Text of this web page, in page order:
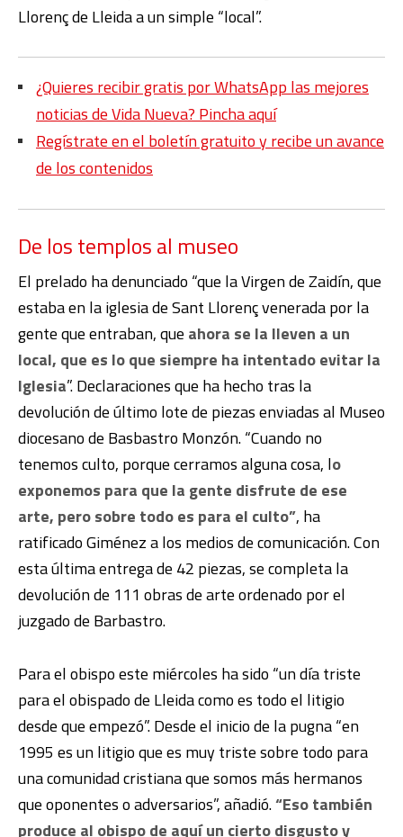
Llorenç de Lleida a un simple “local”.
¿Quieres recibir gratis por WhatsApp las mejores
noticias de Vida Nueva? Pincha aquí
Regístrate en el boletín gratuito y recibe un avance
de los contenidos
De los templos al museo
El prelado ha denunciado “que la Virgen de Zaidín, que
estaba en la iglesia de Sant Llorenç venerada por la
gente que entraban, que ahora se la lleven a un
local, que es lo que siempre ha intentado evitar la
Iglesia”. Declaraciones que ha hecho tras la
devolución de último lote de piezas enviadas al Museo
diocesano de Basbastro Monzón.“Cuando no
tenemos culto, porque cerramos alguna cosa, lo
exponemos para que la gente disfrute de ese
arte, pero sobre todo es para el culto”, ha
ratificado Giménez a los medios de comunicación. Con
esta última entrega de 42 piezas, se completa la
devolución de 111 obras de arte ordenado por el
juzgado de Barbastro.
Para el obispo este miércoles ha sido “un día triste
para el obispado de Lleida como es todo el litigio
desde que empezó”. Desde el inicio de la pugna “en
1995 es un litigio que es muy triste sobre todo para
una comunidad cristiana que somos más hermanos
que oponentes o adversarios”, añadió.“Eso también
produce al obispo de aquí un cierto disgusto y